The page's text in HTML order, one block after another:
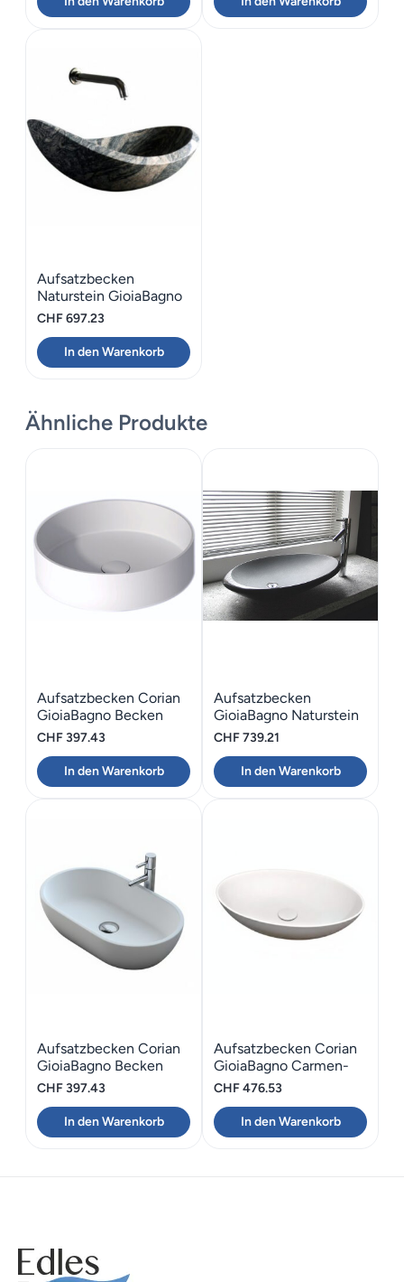
Aufsatzbecken
Naturstein GioiaBagno
Juparana 60×34
CHF697.23
In den Warenkorb
Ähnliche Produkte
Aufsatzbecken Corian
GioiaBagno Becken
Nora-42
CHF397.43
In den Warenkorb
Aufsatzbecken
GioiaBagno Naturstein
Nero Assoluto 55
CHF739.21
In den Warenkorb
Aufsatzbecken Corian
GioiaBagno Becken
Naomi-66
CHF397.43
In den Warenkorb
Aufsatzbecken Corian
GioiaBagno Carmen-
48-SLIM
CHF476.53
In den Warenkorb